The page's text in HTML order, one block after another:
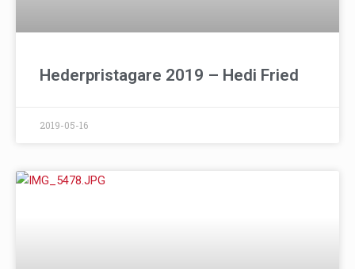
Hederpristagare 2019 – Hedi Fried
2019-05-16